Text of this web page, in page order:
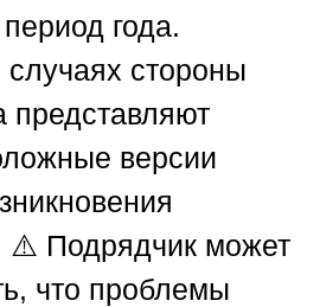
года.
случаях стороны
представляют
версии
⚠️ Подрядчик может
что проблемы